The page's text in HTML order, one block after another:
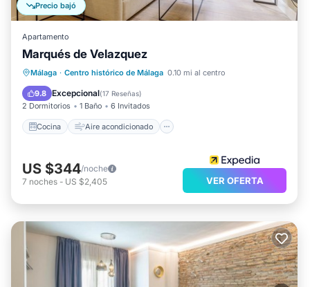
Precio bajó
Apartamento
Marqués de Velazquez
Málaga · Centro histórico de Málaga 0.10 mi al centro
9.8 Excepcional(17 Reseñas)
2 Dormitorios 1 Baño 6 Invitados
Cocina Aire acondicionado
Cocina Aire acondicionado
Internet
Se admiten mascotas
US $344/noche
7 noches - US $2,405 VER OFERTA